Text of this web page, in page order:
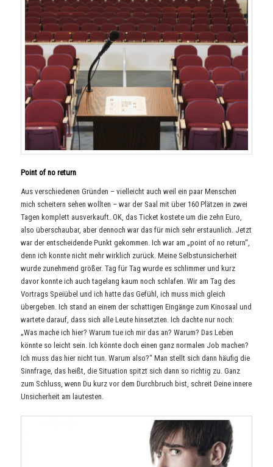
Point of no return
Aus verschiedenen Gründen – vielleicht auch weil ein paar Menschen
mich scheitern sehen wollten – war der Saal mit über 160 Plätzen in zwei
Tagen komplett ausverkauft. OK, das Ticket kostete um die zehn Euro,
also überschaubar, aber dennoch war das für mich sehr erstaunlich. Jetzt
war der entscheidende Punkt gekommen. Ich war am „point of no return“,
denn ich konnte nicht mehr wirklich zurück. Meine Selbstunsicherheit
wurde zunehmend größer. Tag für Tag wurde es schlimmer und kurz
davor konnte ich auch tagelang kaum noch schlafen. Wir am Tag des
Vortrags Speiübel und ich hatte das Gefühl, ich muss mich gleich
übergeben. Ich stand an einem der schattigen Eingänge zum Kinosaal und
wartete darauf, dass sich alle Leute hinsetzten. Ich dachte nur noch:
„Was mache ich hier? Warum tue ich mir das an? Warum? Das Leben
könnte so leicht sein. Ich könnte doch einen ganz normalen Job machen?
Ich muss das hier nicht tun. Warum also?“ Man stellt sich dann häufig die
Sinnfrage, das heißt, die Situation spitzt sich dann so richtig zu. Ganz
zum Schluss, wenn Du kurz vor dem Durchbruch bist, schreit Deine innere
Unsicherheit am lautesten.